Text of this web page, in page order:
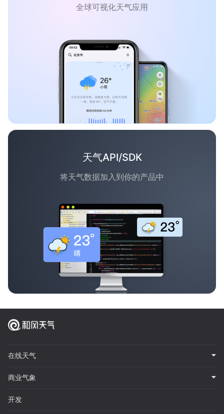
全球可视化天气应用
天气API/SDK
将天气数据加入到你的产品中
在线天气
商业气象
开发